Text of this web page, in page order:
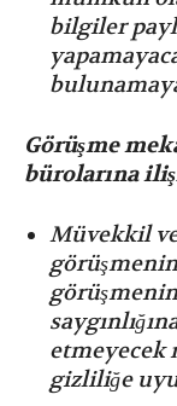
bilgiler
Görüşme
bürolarına
Müvekkil
etmeyecek
gizliliğe